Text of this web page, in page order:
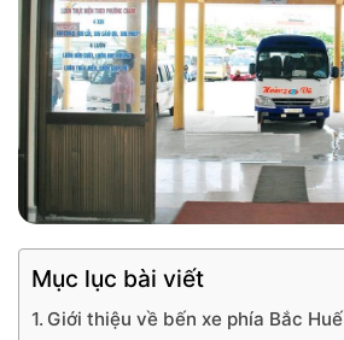
Mục lục bài viết
Giới thiệu về bến xe phía Bắc Huế